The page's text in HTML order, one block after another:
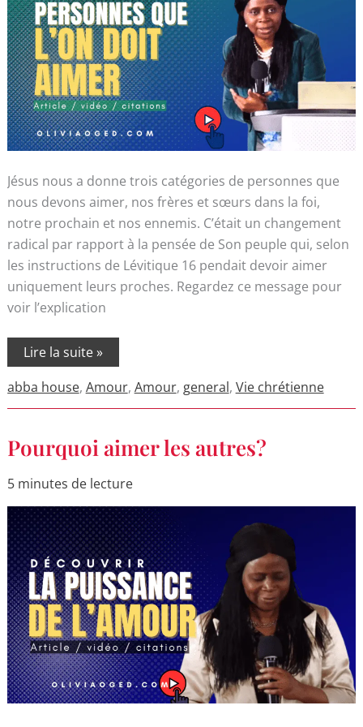
Jésus nous a donne trois catégories de personnes que
nous devons aimer, nos frères et sœurs dans la foi,
notre prochain et nos ennemis. C’était un changement
radical par rapport à la pensée de Son peuple qui, selon
les instructions de Lévitique 16 pendait devoir aimer
uniquement leurs proches. Regardez ce message pour
voir l’explication
Lire la suite »
abba house, Amour, Amour, general, Vie chrétienne
Pourquoi aimer les autres?
5 minutes de lecture
Pourquoi
aimer
autres?